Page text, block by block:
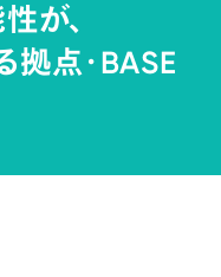
が、
拠点・BASE